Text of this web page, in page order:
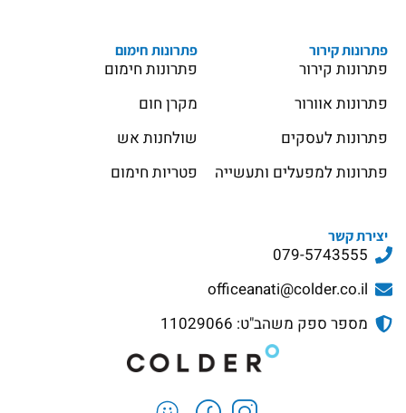
פתרונות קירור
פתרונות קירור
פתרונות אוורור
פתרונות לעסקים
פתרונות למפעלים ותעשייה
פתרונות חימום
פתרונות חימום
מקרן חום
שולחנות אש
פטריות חימום
יצירת קשר
079-5743555
officeanati@colder.co.il
מספר ספק משהב"ט: 11029066